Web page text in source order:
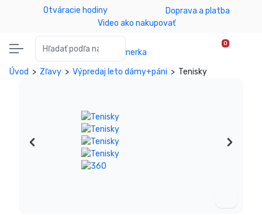
Otváracie hodiny
Doprava a platba
Video ako nakupovať
Vyhľadať:
0
Úvod > Zľavy > Výpredaj leto dámy+páni > Tenisky